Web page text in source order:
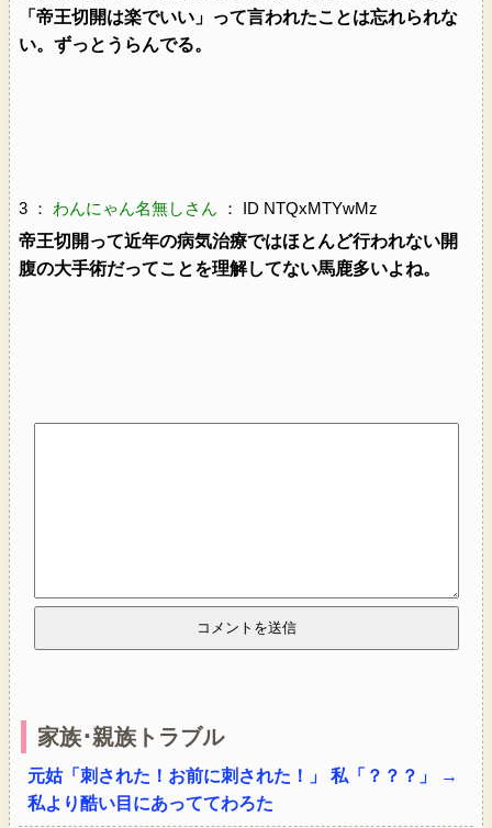
「帝王切開は楽でいい」って言われたことは忘れられな
い。ずっとうらんでる。
3 ： わんにゃん名無しさん ： ID NTQxMTYwMz
帝王切開って近年の病気治療ではほとんど行われない開
腹の大手術だってことを理解してない馬鹿多いよね。
家族･親族トラブル
元姑「刺された！お前に刺された！」 私「？？？」 →
私より酷い目にあっててわろた